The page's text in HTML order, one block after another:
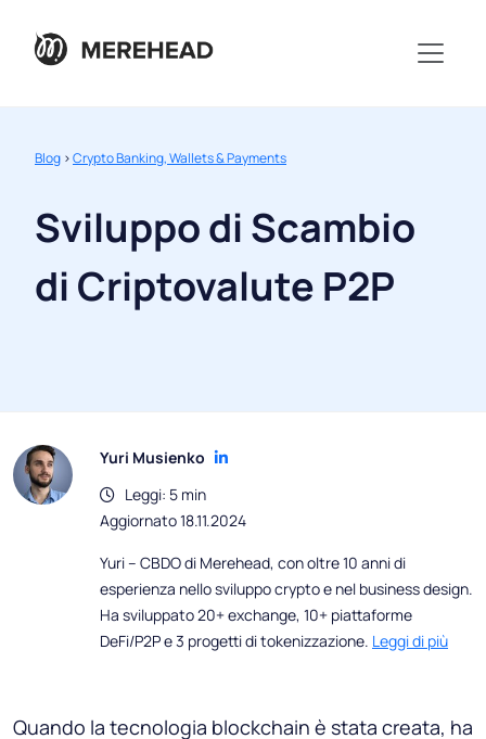
Blog >Crypto Banking, Wallets & Payments
Sviluppo di Scambio
di Criptovalute P2P
Yuri Musienko
Leggi: 5 min
Aggiornato 18.11.2024
Yuri – CBDO di Merehead, con oltre 10 anni di
esperienza nello sviluppo crypto e nel business design.
Ha sviluppato 20+ exchange, 10+ piattaforme
DeFi/P2P e 3 progetti di tokenizzazione. Leggi di più
Quando la tecnologia blockchain è stata creata, ha